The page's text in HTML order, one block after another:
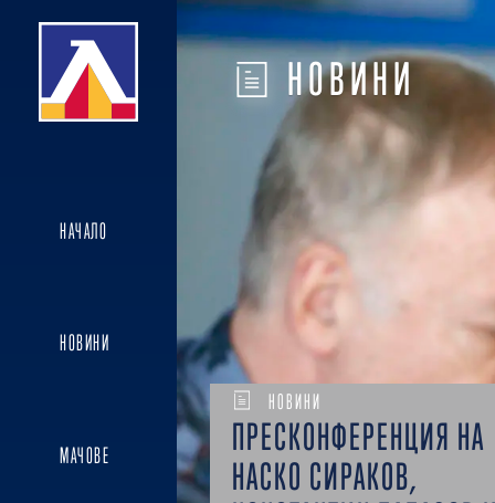
НАЧАЛО
НОВИНИ
МАЧОВЕ
НОВИНИ
НОВИНИ
ПРЕСКОНФЕРЕНЦИЯ НА
НАСКО СИРАКОВ,